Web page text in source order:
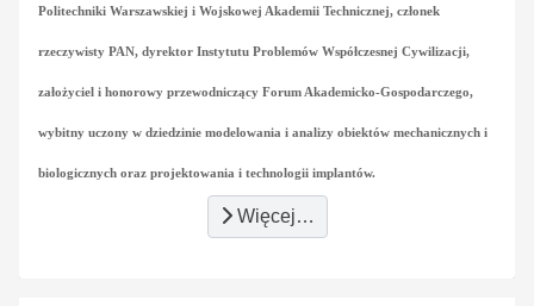
Politechniki Warszawskiej i Wojskowej Akademii Technicznej, członek
rzeczywisty PAN, dyrektor Instytutu Problemów Współczesnej Cywilizacji,
założyciel i honorowy przewodniczący Forum Akademicko-Gospodarczego,
wybitny uczony w dziedzinie modelowania i analizy obiektów mechanicznych i
biologicznych oraz projektowania i technologii implantów.
Więcej…